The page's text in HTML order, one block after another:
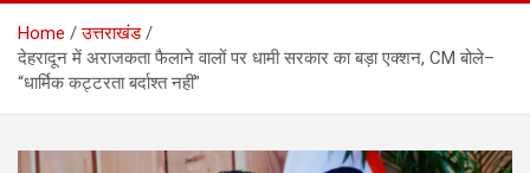
Home
उत्तराखंड
देहरादून में अराजकता फैलाने वालों पर धामी सरकार का बड़ा एक्शन, CM बोले–
“धार्मिक कट्टरता बर्दाश्त नहीं”